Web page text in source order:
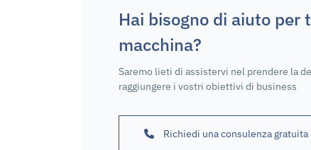
Hai bisogno di aiuto per
macchina?
Saremo lieti di assistervi nel prendere la
raggiungere i vostri obiettivi di business
Richiedi una consulenza gratuita